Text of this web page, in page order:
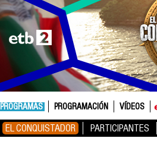
PROGRAMAS PROGRAMACIÓN VÍDEOS
EL CONQUISTADOR PARTICIPANTES